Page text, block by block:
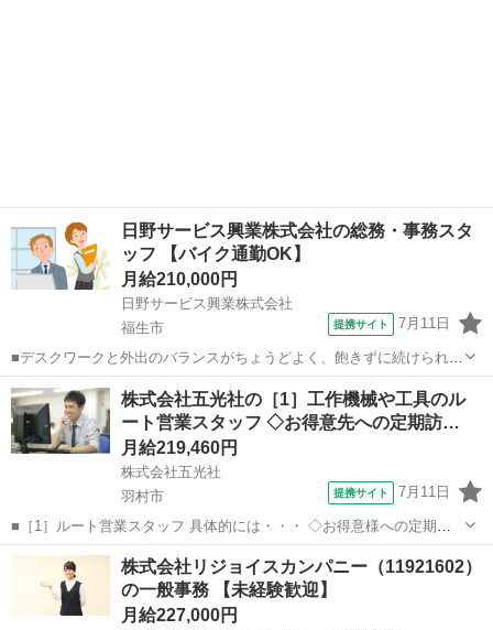
日野サービス興業株式会社の総務・事務スタ
ッフ 【バイク通勤OK】
月給210,000円
日野サービス興業株式会社
福生市
提携サイト 7月11日
■デスクワークと外出のバランスがちょうどよく、飽きずに続けられる
事務職です。 1日の中で、社内での入力業務や電話対応を行いなが
ら、銀行・役所への書類提出や備品の買い出しなどの外出業務も担当
します。 外出は週に数回あり、福生・...
東京 福生市 一般事務
株式会社五光社の［1］工作機械や工具のル
ート営業スタッフ ◇お得意先への定期訪…
月給219,460円
株式会社五光社
羽村市
提携サイト 7月11日
■［1］ルート営業スタッフ 具体的には・・・ ◇お得意様への定期訪
問（商談・納品など） ◇電話対応 ◇受注作業 ◇伝票作成など
――― 1日の流れ ――― 8:25 朝礼 8:30 商品検品・商品出荷準
備・伝票処理 10:...
東京 羽村市 一般事務
株式会社リジョイスカンパニー（11921602）
の一般事務 【未経験歓迎】
月給227,000円